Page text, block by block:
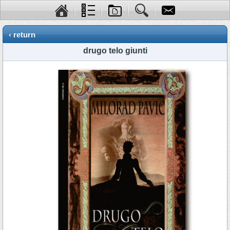
‹ return
drugo telo giunti